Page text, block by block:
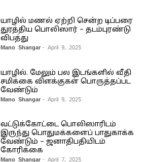
யாழில் மணல் ஏற்றி சென்ற டிப்பரை
துரத்திய பொலிஸார் – தடம்புரண்டு
விபத்து
Mano Shangar - April 9, 2025
யாழில். மேலும் பல இடங்களில் வீதி
சமிக்கை விளக்குகள் பொருத்தப்பட
வேண்டும்
Mano Shangar - April 9, 2025
வட்டுக்கோட்டை பொலிஸாரிடம்
இருந்து பொதுமக்களைப் பாதுகாக்க
வேண்டும் – ஜனாதிபதியிடம்
கோரிக்கை
Mano Shangar - April 7, 2025